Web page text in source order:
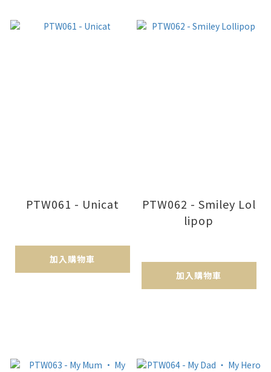
PTW061 - Unicat
加入購物車
PTW062 - Smiley Lol
lipop
加入購物車